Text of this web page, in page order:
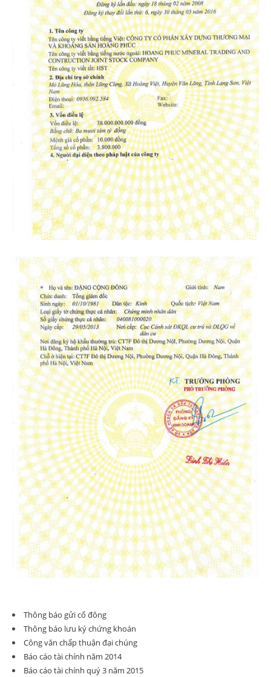
Thông báo gửi cổ đông
Thông báo lưu ký chứng khoán
Công văn chấp thuận đại chúng
Báo cáo tài chính năm 2014
Báo cáo tài chính quý 3 năm 2015